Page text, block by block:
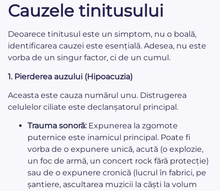
Cauzele tinitusului
Deoarece tinitusul este un simptom, nu o boală,
identificarea cauzei este esențială. Adesea, nu este
vorba de un singur factor, ci de un cumul.
1. Pierderea auzului (Hipoacuzia)
Aceasta este cauza numărul unu. Distrugerea
celulelor ciliate este declanșatorul principal.
Trauma sonoră:Expunerea la zgomote
puternice este inamicul principal. Poate fi
vorba de o expunere unică, acută (o explozie,
un foc de armă, un concert rock fără protecție)
sau de o expunere cronică (lucrul în fabrici, pe
șantiere, ascultarea muzicii la căști la volum